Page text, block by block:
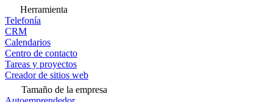
Herramienta
Telefonía
CRM
Calendarios
Centro de contacto
Tareas y proyectos
Creador de sitios web
Tamaño de la empresa